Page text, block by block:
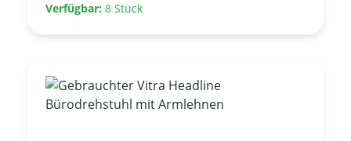
Verfügbar: 8 Stück